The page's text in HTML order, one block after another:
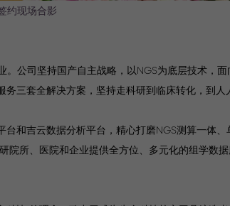
约现场合影
公司坚持国产自主战略，以NGS为底层技术，
三套全解决方案，坚持走科研到临床转化，到人
和吉云数据分析平台，精心打磨NGS测算一体
所、医院和企业提供全方位、多元化的组学数据